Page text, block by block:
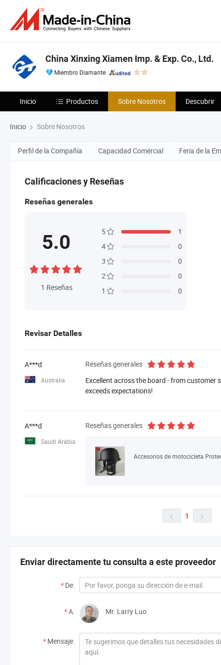
China Xinxing Xiamen Imp. & Exp. Co., Ltd.
Miembro Diamante
Inicio Productos Sobre Nosotros Descubrir
Inicio Sobre Nosotros
Perfil de la Compañía Capacidad Comercial Feria de la
Calificaciones y Reseñas
Reseñas generales
5.0
1 Reseñas
5
1
4
0
3
0
2
0
1
0
Revisar Detalles
A***d
Australia
Reseñas generales
Excellent across the board - from customer
exceeds expectations!
A***d
Saudi Arabia
Reseñas generales
Accesorios de motocicleta
 1 
Enviar directamente tu consulta a este proveedor
* De:
*A: Mr. Larry Luo
* Mensaje: